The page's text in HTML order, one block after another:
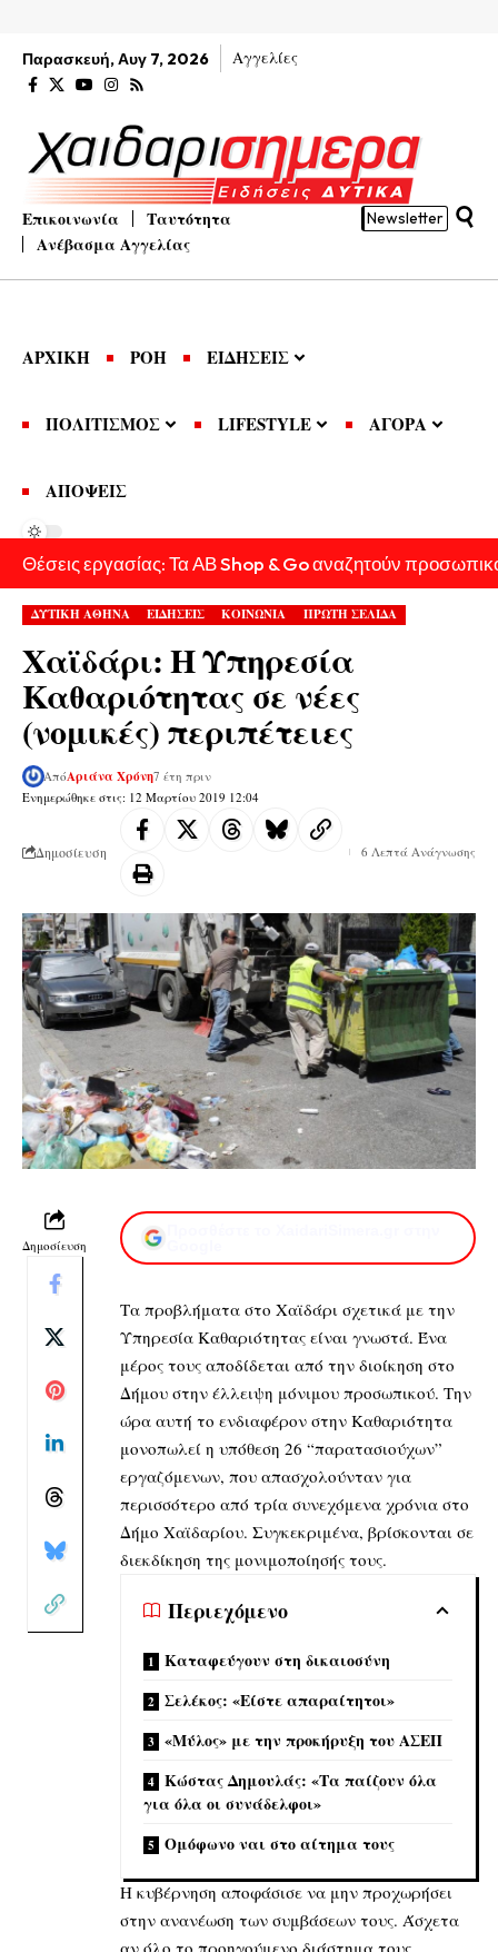
Παρασκευή, Αυγ 7, 2026 Αγγελίες
Επικοινωνία
Ταυτότητα
Ανέβασμα Αγγελίας
Newsletter
ΑΡΧΙΚΗ ΡΟΗ ΕΙΔΗΣΕΙΣ
ΠΟΛΙΤΙΣΜΟΣ LIFESTYLE ΑΓΟΡΑ
ΑΠΟΨΕΙΣ
Θέσεις εργασίας: Τα ΑΒ Shop & Go αναζητούν
ΔΥΤΙΚΗ ΑΘΗΝΑ ΕΙΔΗΣΕΙΣ ΚΟΙΝΩΝΙΑ ΠΡΩΤΗ ΣΕΛΙΔΑ
Χαϊδάρι: Η Υπηρεσία
Καθαριότητας σε νέες
(νομικές) περιπέτειες
Ενημερώθηκε στις: 12 Μαρτίου 2019 12:04
ΑπόΑριάνα Χρόνη7 έτη πριν
Δημοσίευση 6 Λεπτά Ανάγνωσης
Δημοσίευση
Τα προβλήματα στο Χαϊδάρι σχετικά με την
Υπηρεσία Καθαριότητας είναι γνωστά. Ένα
μέρος τους αποδίδεται από την διοίκηση στο
Δήμου στην έλλειψη μόνιμου προσωπικού. Την
ώρα αυτή το ενδιαφέρον στην Καθαριότητα
μονοπωλεί η υπόθεση 26 “παρατασιούχων”
εργαζόμενων, που απασχολούνταν για
περισσότερο από τρία συνεχόμενα χρόνια στο
Δήμο Χαϊδαρίου. Συγκεκριμένα, βρίσκονται σε
διεκδίκηση της μονιμοποίησής τους.
Περιεχόμενο
Καταφεύγουν στη δικαιοσύνη
Σελέκος: «Είστε απαραίτητοι»
«Μύλος» με την προκήρυξη του ΑΣΕΠ
Κώστας Δημουλάς: «Τα παίζουν όλα
για όλα οι συνάδελφοι»
Ομόφωνο ναι στο αίτημα τους
Η κυβέρνηση αποφάσισε να μην προχωρήσει
στην ανανέωση των συμβάσεων τους. Άσχετα